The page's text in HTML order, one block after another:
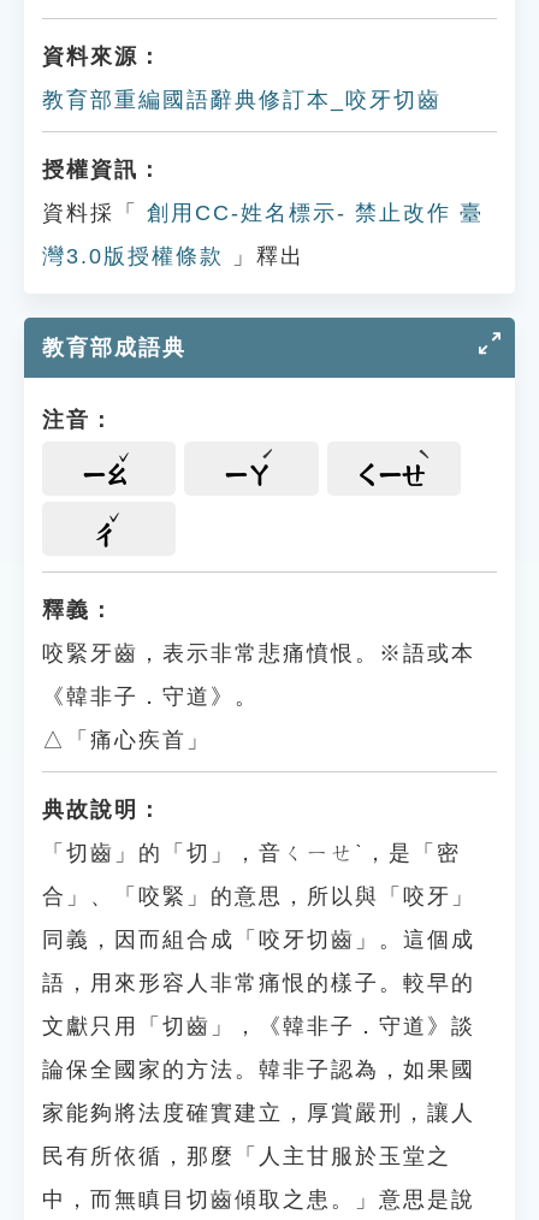
資料來源：
教育部重編國語辭典修訂本_咬牙切齒
授權資訊：
資料採「
創用CC-姓名標示- 禁止改作 臺
灣3.0版授權條款
」釋出
教育部成語典
注音：
ㄧㄠ ㄧㄚ ㄑㄧㄝ
ㄔ
釋義：
咬緊牙齒，表示非常悲痛憤恨。※語或本
《韓非子．守道》。
△「痛心疾首」
典故說明：
「切齒」的「切」，音ㄑㄧㄝˋ，是「密
合」、「咬緊」的意思，所以與「咬牙」
同義，因而組合成「咬牙切齒」。這個成
語，用來形容人非常痛恨的樣子。較早的
文獻只用「切齒」，《韓非子．守道》談
論保全國家的方法。韓非子認為，如果國
家能夠將法度確實建立，厚賞嚴刑，讓人
民有所依循，那麼「人主甘服於玉堂之
中，而無瞋目切齒傾取之患。」意思是說